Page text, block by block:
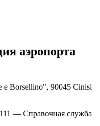
аэропорта
e Borsellino", 90045 Cinisi
— Справочная служба